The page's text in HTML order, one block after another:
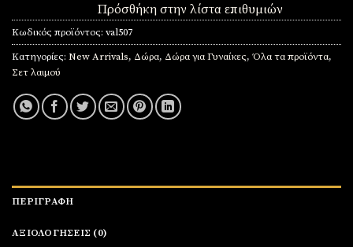
Πρόσθήκη στην λίστα επιθυμιών
Κωδικός προϊόντος: val507
Κατηγορίες: New Arrivals, Δώρα, Δώρα για Γυναίκες, Όλα τα προϊόντα,
Σετ λαιμού
ΠΕΡΙΓΡΑΦΉ
ΑΞΙΟΛΟΓΉΣΕΙΣ (0)